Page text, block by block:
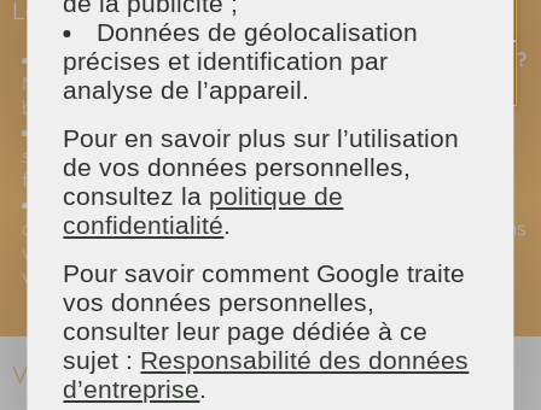
Le saviez-vous ?
Quel est le coût d'un service de ménage à domicile ?
Nos tarifs sont compétitifs et adaptés à tous les
budgets.
Comment choisir la bonne personne ?Nous
sélectionnons rigoureusement nos collaborateurs en
fonction de leurs compétences et de leur expérience.
Puis-je bénéficier d'aides financières ?
des aides financières pour les particuliers. Nous pouvons
vous renseigner sur les démarches à suivre et savoir si
vous y avez le droit.
Vous souhaitez en savoir plus ?
Données de géolocalisation
précises et identification par
analyse de l’appareil.
Pour en savoir plus sur l’utilisation
de vos données personnelles,
consultez la politique de
confidentialité
Pour savoir comment Google traite
vos données personnelles,
consulter leur page dédiée à ce
sujet : Responsabilité des données
d’entreprise